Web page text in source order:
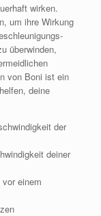
wirken.
um ihre Wirkung
überwinden,
von Boni ist ein
deine
der
deiner
einem